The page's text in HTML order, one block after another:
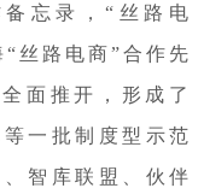
忘录，“丝路电
丝路电商”合作先
面推开，形成了
一批制度型示范
智库联盟、伙伴